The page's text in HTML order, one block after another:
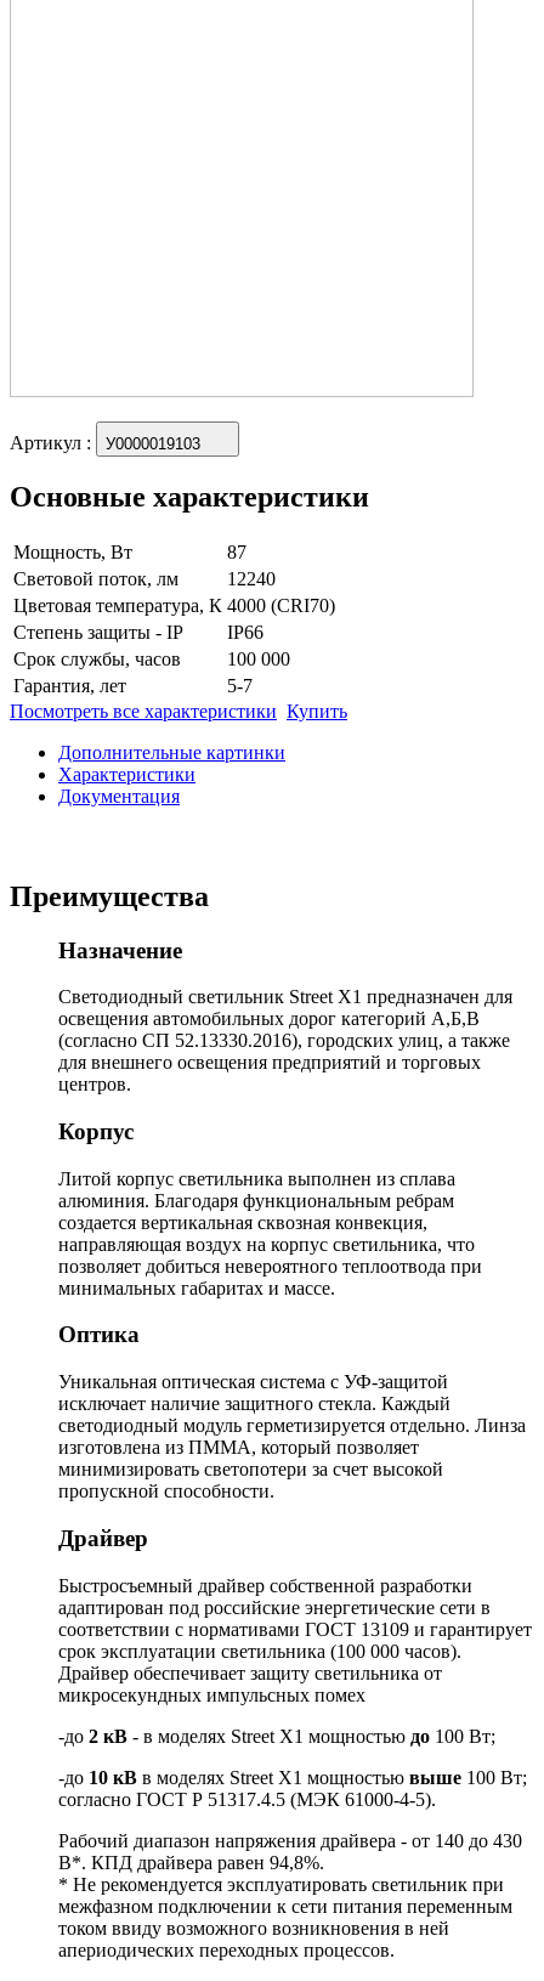
Артикул : У0000019103
Основные характеристики
Мощность, Вт
87
Световой поток, лм
12240
Цветовая температура, К 4000 (CRI70)
Степень защиты - IP
IP66
Срок службы, часов
100 000
Гарантия, лет
5-7
Посмотреть все характеристики Купить
Дополнительные картинки
Характеристики
Документация
Преимущества
Назначение
Светодиодный светильник Street X1 предназначен для
освещения автомобильных дорог категорий А,Б,В
(согласно СП 52.13330.2016), городских улиц, а также
для внешнего освещения предприятий и торговых
центров.
Корпус
Литой корпус светильника выполнен из сплава
алюминия. Благодаря функциональным ребрам
создается вертикальная сквозная конвекция,
направляющая воздух на корпус светильника, что
позволяет добиться невероятного теплоотвода при
минимальных габаритах и массе.
Оптика
Уникальная оптическая система с УФ-защитой
исключает наличие защитного стекла. Каждый
светодиодный модуль герметизируется отдельно. Линза
изготовлена из ПММА, который позволяет
минимизировать светопотери за счет высокой
пропускной способности.
Драйвер
Быстросъемный драйвер собственной разработки
адаптирован под российские энергетические сети в
соответствии с нормативами ГОСТ 13109 и гарантирует
срок эксплуатации светильника (100 000 часов).
Драйвер обеспечивает защиту светильника от
микросекундных импульсных помех
-до 2 кВ - в моделях Street X1 мощностью до 100 Вт;
-до 10 кВ в моделях Street X1 мощностью выше 100 Вт;
согласно ГОСТ Р 51317.4.5 (МЭК 61000-4-5).
Рабочий диапазон напряжения драйвера - от 140 до 430
В*. КПД драйвера равен 94,8%.
* Не рекомендуется эксплуатировать светильник при
межфазном подключении к сети питания переменным
током ввиду возможного возникновения в ней
апериодических переходных процессов.